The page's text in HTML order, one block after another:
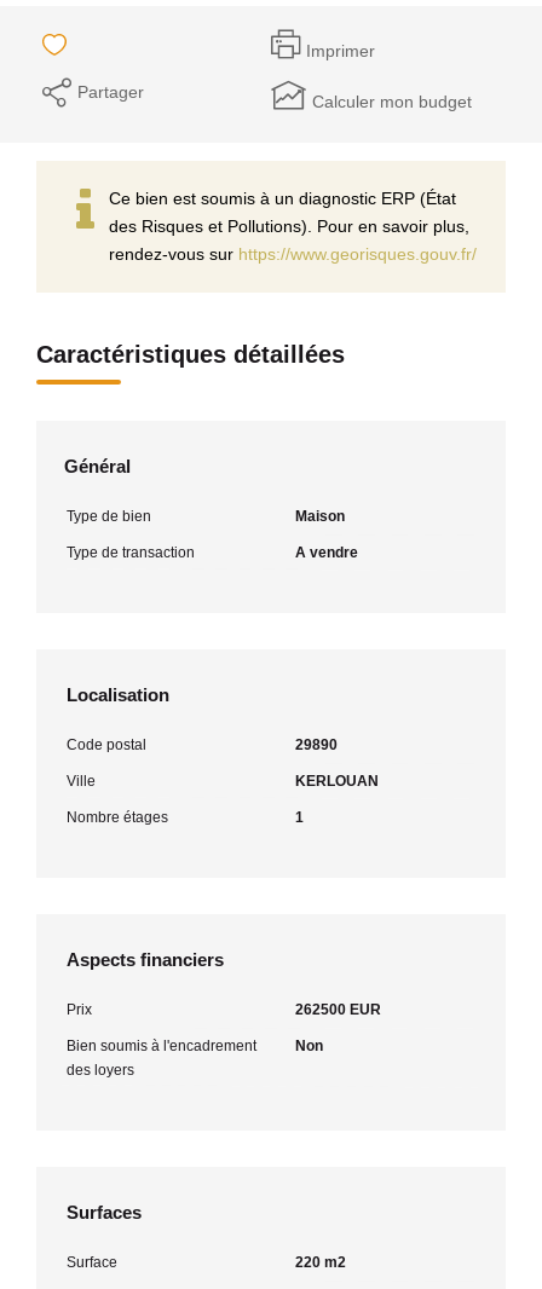
Imprimer
Partager Calculer mon budget
Ce bien est soumis à un diagnostic ERP (État
des Risques et Pollutions). Pour en savoir plus,
rendez-vous sur https://www.georisques.gouv.fr/
Caractéristiques détaillées
Général
Type de bien Maison
Type de transaction A vendre
Localisation
Code postal 29890
Ville KERLOUAN
Nombre étages 1
Aspects financiers
Prix 262500 EUR
Bien soumis à l'encadrement
des loyers
Non
Surfaces
Surface 220 m2